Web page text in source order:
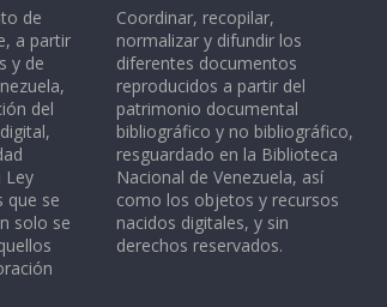
de
a partir
y de
del
Ley
que se
solo se
Coordinar, recopilar,
normalizar y difundir los
diferentes documentos
reproducidos a partir del
patrimonio documental
bibliográfico y no bibliográfico,
resguardado en la Biblioteca
Nacional de Venezuela, así
como los objetos y recursos
nacidos digitales, y sin
derechos reservados.